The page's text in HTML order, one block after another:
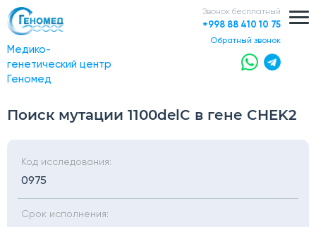
Медико-
генетический центр
Геномед
Звонок бесплатный
+998 88 410 10 75
обратный звонок
Поиск мутации 1100delC в гене CHEK2
Код исследования:
0975
Срок исполнения: